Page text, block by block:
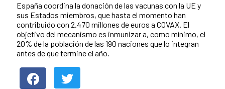
España coordina la donación de las vacunas con la UE y
sus Estados miembros, que hasta el momento han
contribuido con 2.470 millones de euros a COVAX. El
objetivo del mecanismo es inmunizar a, como mínimo, el
20% de la población de las 190 naciones que lo integran
antes de que termine el año.